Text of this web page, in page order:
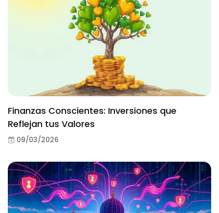
Finanzas Conscientes: Inversiones que
Reflejan tus Valores
09/03/2026